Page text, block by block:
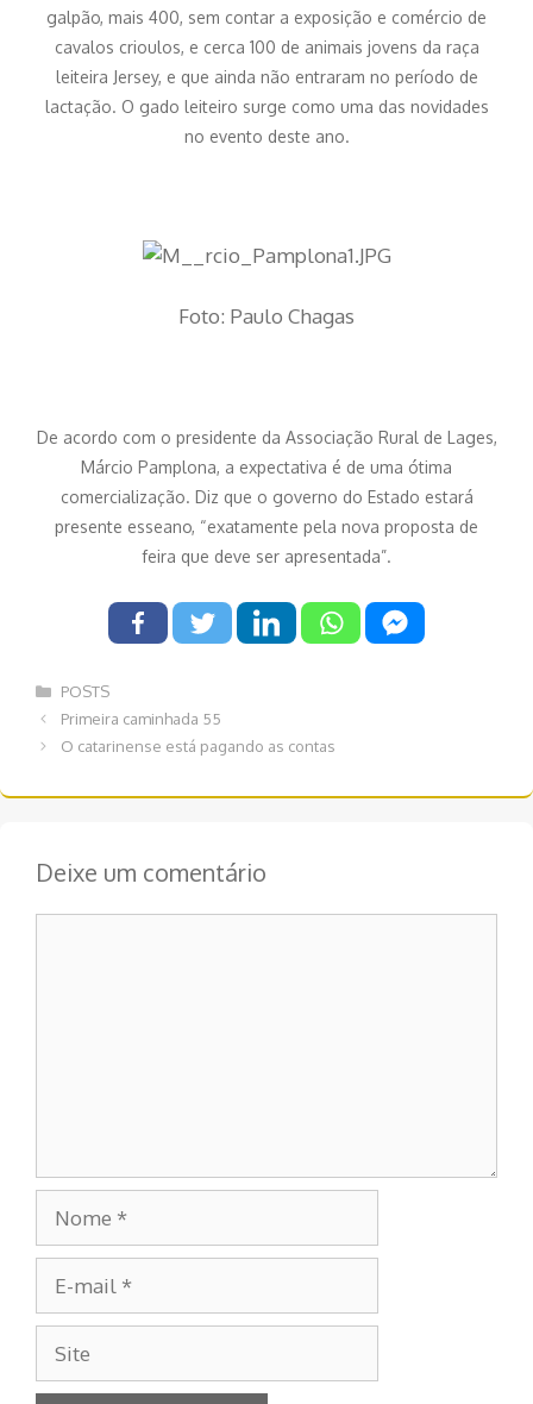
galpão, mais 400, sem contar a exposição e comércio de
cavalos crioulos, e cerca 100 de animais jovens da raça
leiteira Jersey, e que ainda não entraram no período de
lactação. O gado leiteiro surge como uma das novidades
no evento deste ano.
Foto: Paulo Chagas
De acordo com o presidente da Associação Rural de Lages,
Márcio Pamplona, a expectativa é de uma ótima
comercialização. Diz que o governo do Estado estará
presente esseano, “exatamente pela nova proposta de
feira que deve ser apresentada”.
Categorias
POSTS
Navegação
de
Primeira caminhada 55
O catarinense está pagando as contas
Deixe um comentário
mail